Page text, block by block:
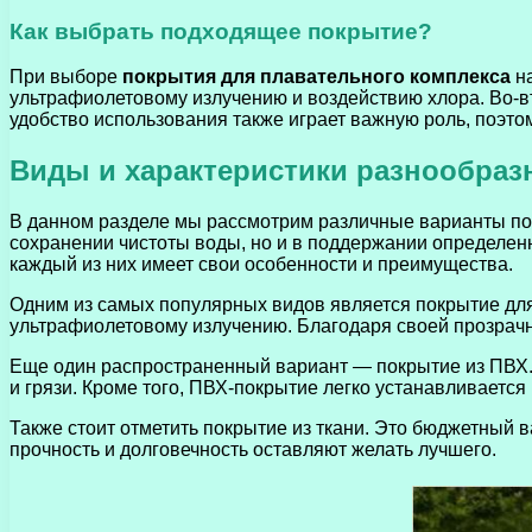
Как выбрать подходящее покрытие?
При выборе покрытия для плавательного комплекса
ультрафиолетовому излучению и воздействию хлора.
удобство использования также играет важную роль,
Виды и характеристики
В данном разделе мы рассмотрим различные варианты
сохранении чистоты воды, но и в поддержании
каждый из них имеет свои особенности и преимущества.
Одним из самых популярных видов является покрытие
ультрафиолетовому излучению. Благодаря своей
Еще один распространенный вариант — покрытие из
и грязи. Кроме того, ПВХ-покрытие легко
Также стоит отметить покрытие из ткани. Это бюджетный
прочность и долговечность оставляют желать лучшего.